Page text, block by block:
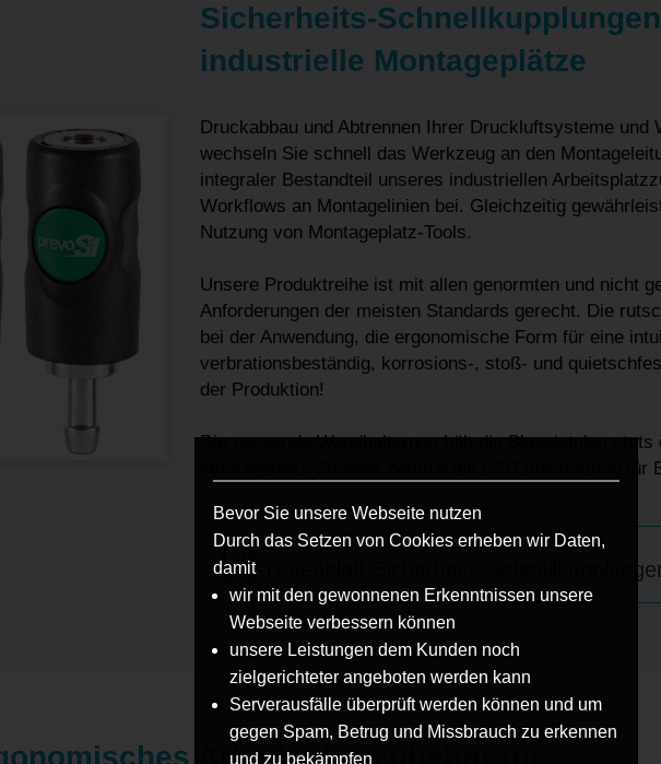
Sicherheits-
industrielle Montageplätze
Druckabbau und Abtrennen Ihrer Druckluftsysteme
wechseln Sie schnell das Werkzeug an den
integraler Bestandteil unseres industriellen
Workflows an Montagelinien bei. Gleichzeitig
Nutzung von Montageplatz-Tools.
Unsere Produktreihe ist mit allen genormten und nicht
Anforderungen der meisten Standards gerecht. Die
bei der Anwendung, die ergonomische Form für eine
verbrationsbeständig, korrosions-, stoß- und
der Produktion!
Die passende Wandhalterung hält die Blaspistolen
Montageplatz-Zubehör optimal die ESD Ausstattung für
Datenblatt Sicherheits-
Arbeitsplatzzubehör für
Bevor Sie unsere Webseite nutzen
Durch das Setzen von Cookies erheben wir Daten,
damit
wir mit den gewonnenen Erkenntnissen unsere
Webseite verbessern können
unsere Leistungen dem Kunden noch
zielgerichteter angeboten werden kann
Serverausfälle überprüft werden können und um
gegen Spam, Betrug und Missbrauch zu erkennen
und zu bekämpfen